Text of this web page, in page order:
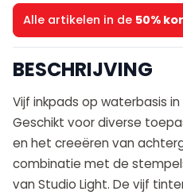
Alle artikelen in de 50%
BESCHRIJVING
Vijf inkpads op waterbasis
Geschikt voor diverse
en het creeëren van
combinatie met de
van Studio Light. De vijf